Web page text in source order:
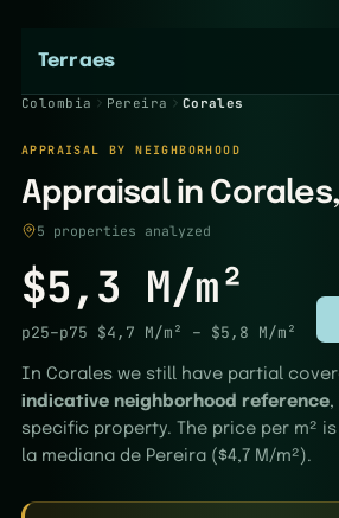
Terraes
Colombia Pereira Corales
APPRAISAL BY NEIGHBORHOOD
Appraisal in
5 properties analyzed
$5,3 M/m²
p25–p75 $4,7 M/m² – $5,8 M/m²
In Corales we still have partial
indicative neighborhood reference,
specific property. The price per m² is
la mediana de Pereira ($4,7 M/m²).